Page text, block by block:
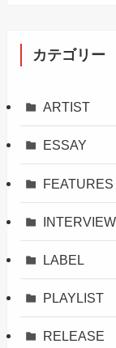
カテゴリー
ARTIST
ESSAY
FEATURES
INTERVIEW
LABEL
PLAYLIST
RELEASE